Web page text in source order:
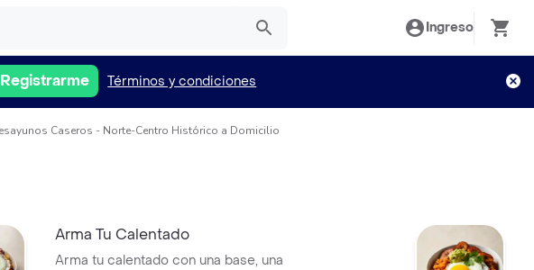
Ingreso
Registrarme Términos y condiciones
Caseros - Norte-Centro Histórico a Domicilio
Arma Tu Calentado
Arma tu calentado con una base, una